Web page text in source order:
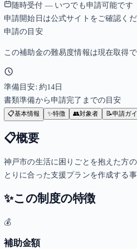
随時受付 — いつでも申請可能です
申請開始日は公式サイトをご確認く
申請の目安
この補助金の難易度情報は現在取得
準備目安: 約14日
書類準備から申請完了までの目安
📋基本情報 ✨特徴 👥対象者 📝申請ガ
📋概要
神戸市の生活に困りごとを抱えた方
とりに合った支援プランを作成する事
✨この制度の特徴
💰
補助金額